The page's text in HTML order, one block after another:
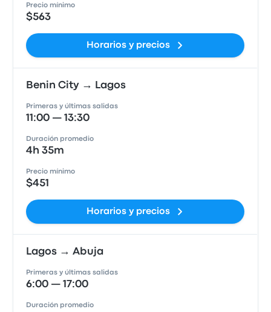
Precio mínimo
$563
Horarios y precios
Benin City → Lagos
Primeras y últimas salidas
11:00 — 13:30
Duración promedio
4h 35m
Precio mínimo
$451
Horarios y precios
Lagos → Abuja
Primeras y últimas salidas
6:00 — 17:00
Duración promedio